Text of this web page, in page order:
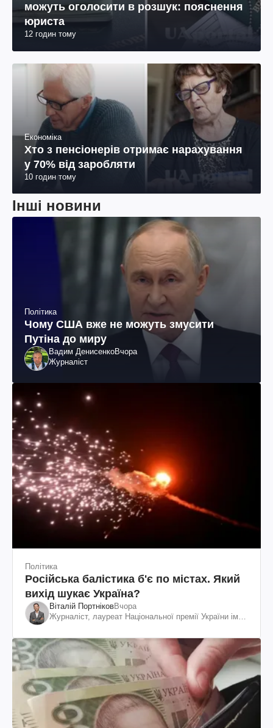
можуть оголосити в розшук: пояснення
юриста
12 годин тому
Економіка
Хто з пенсіонерів отримає нарахування
у 70% від заробляти
10 годин тому
Інші новини
Політика
Чому США вже не можуть змусити
Путіна до миру
Вадим ДенисенкоВчора
Журналіст
Політика
Російська балістика б'є по містах. Який
вихід шукає Україна?
Віталій ПортніковВчора
Журналіст, лауреат Національної премії України ім.